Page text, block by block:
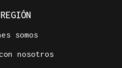
somos
nosotros